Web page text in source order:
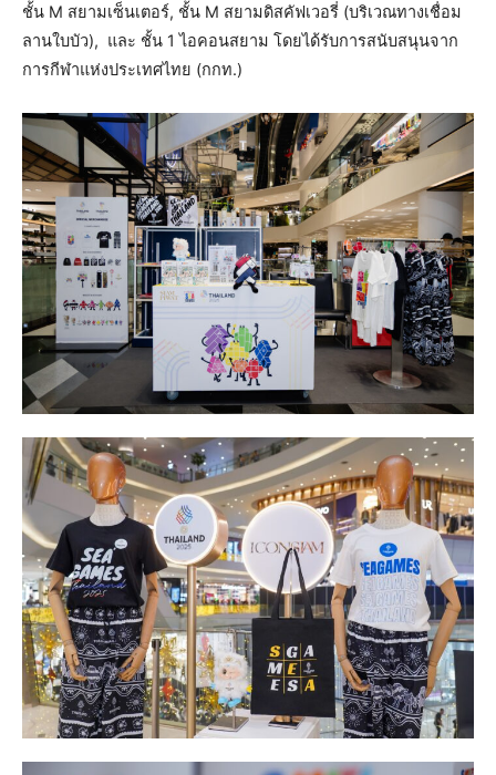
ชั้น M สยามเซ็นเตอร์, ชั้น M สยามดิสคัฟเวอรี่ (บริเวณทางเชื่อม
ลานใบบัว), และ ชั้น 1 ไอคอนสยาม โดยได้รับการสนับสนุนจาก
การกีฬาแห่งประเทศไทย (กกท.)